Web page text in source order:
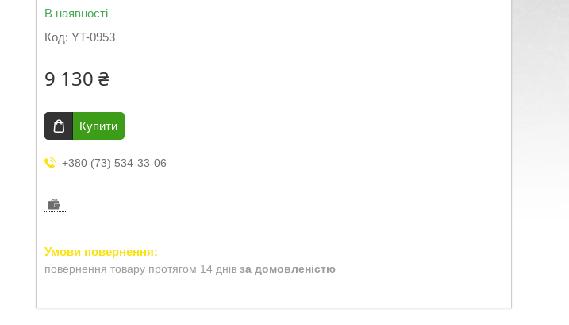
В наявності
Код: YT-0953
9 130 ₴
Купити
+380 (73) 534-33-06
повернення товару протягом 14 днів за домовленістю